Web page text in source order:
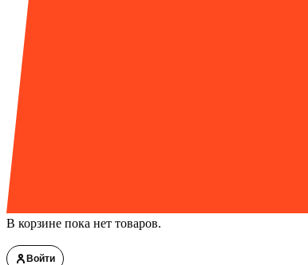
В корзине пока нет товаров.
Войти